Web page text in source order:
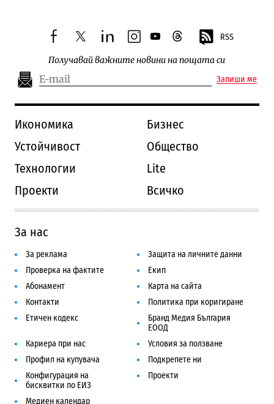
facebooktwitterlinkedininstagram
youtubethreads RSS
Получавай важните новини на пощата си
Запиши ме
Икономика
Бизнес
Устойчивост
Общество
Технологии
Lite
Проекти
Всичко
За нас
За реклама
Защита на личните данни
Проверка на фактите
Екип
Абонамент
Карта на сайта
Контакти
Политика при коригиране
Етичен кодекс
Бранд Медия България
ЕООД
Кариера при нас
Условия за ползване
Профил на купувача
Подкрепете ни
Конфигурация на
бисквитки по ЕИЗ
Проекти
Медиен календар